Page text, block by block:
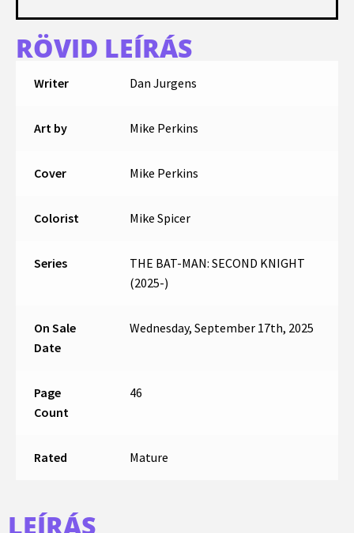
RÖVID LEÍRÁS
Writer Dan Jurgens
Art by Mike Perkins
Cover Mike Perkins
Colorist Mike Spicer
Series
THE BAT-MAN: SECOND KNIGHT
(2025-)
On Sale
Date
Wednesday, September 17th, 2025
Page
Count
46
Rated Mature
LEÍRÁS